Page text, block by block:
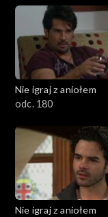
Nie igraj z aniołem
odc. 180
Nie igraj z aniołem